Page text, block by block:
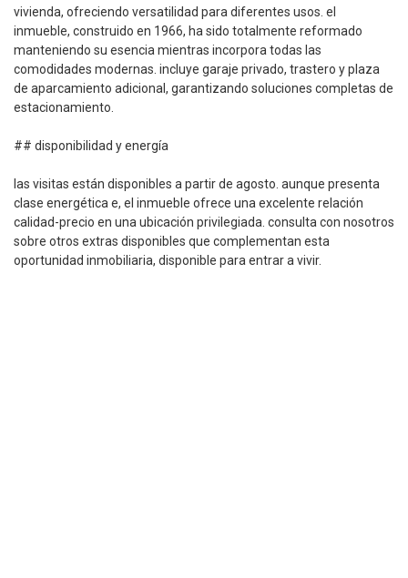
vivienda, ofreciendo versatilidad para diferentes usos. el
inmueble, construido en 1966, ha sido totalmente reformado
manteniendo su esencia mientras incorpora todas las
comodidades modernas. incluye garaje privado, trastero y plaza
de aparcamiento adicional, garantizando soluciones completas de
estacionamiento.
## disponibilidad y energía
las visitas están disponibles a partir de agosto. aunque presenta
clase energética e, el inmueble ofrece una excelente relación
calidad-precio en una ubicación privilegiada. consulta con nosotros
sobre otros extras disponibles que complementan esta
oportunidad inmobiliaria, disponible para entrar a vivir.